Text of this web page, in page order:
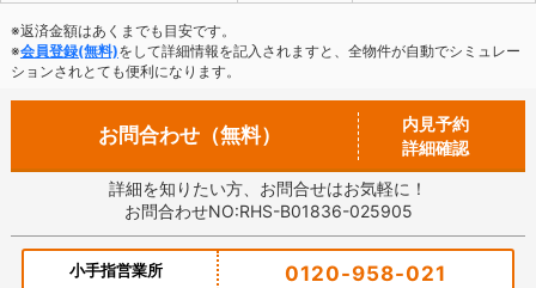
※返済金額はあくまでも目安です。
※会員登録(無料)をして詳細情報を記入されますと、全物件が自動でシミュレー
ションされとても便利になります。
お問合わせ（無料）
内見予約
詳細確認
詳細を知りたい方、お問合せはお気軽に！
お問合わせNO:RHS-B01836-025905
小手指営業所 0120-958-021